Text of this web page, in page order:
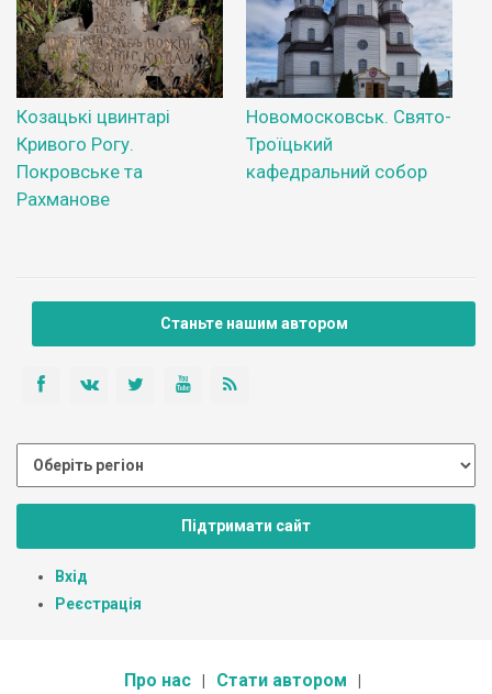
Козацькі цвинтарі
Кривого Рогу.
Покровське та
Рахманове
Новомосковськ. Свято-
Троїцький
кафедральний собор
Станьте нашим автором
Підтримати сайт
Вхід
Реєстрація
Про нас Стати автором